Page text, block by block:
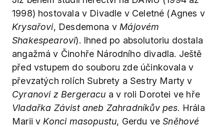
1998) hostovala v Divadle v Celetné (Agnes v
Krysařovi, Desdemona v Májovém
Shakespearovi). Ihned po absolutoriu dostala
angažmá v Činohře Národního divadla. Ještě
před vstupem do souboru zde účinkovala v
převzatých rolích Subrety a Sestry Marty v
Cyranovi z Bergeracu a v roli Dorotei ve hře
Vladařka Závist aneb Zahradníkův pes. Hrála
Marii v Konci masopustu, Gerdu veSněhové